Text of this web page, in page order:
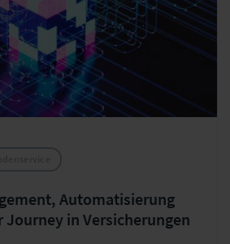
Automatisierung
Journey in Versicherungen